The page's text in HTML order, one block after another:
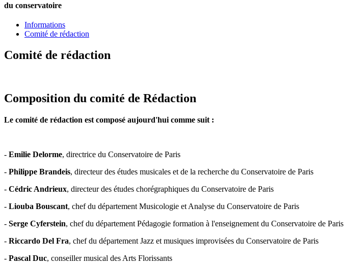
du conservatoire
Informations
Comité de rédaction
Comité de rédaction
Composition du comité de Rédaction
Le comité de rédaction est composé aujourd'hui comme suit :
- Emilie Delorme, directrice du Conservatoire de Paris
- Philippe Brandeis, directeur des études musicales et de la recherche du Conservatoire de Paris
- Cédric Andrieux, directeur des études chorégraphiques du Conservatoire de Paris
- Liouba Bouscant, chef du département Musicologie et Analyse du Conservatoire de Paris
- Serge Cyferstein, chef du département Pédagogie formation à l'enseignement du Conservatoire de Paris
- Riccardo Del Fra, chef du département Jazz et musiques improvisées du Conservatoire de Paris
- Pascal Duc, conseiller musical des Arts Florissants